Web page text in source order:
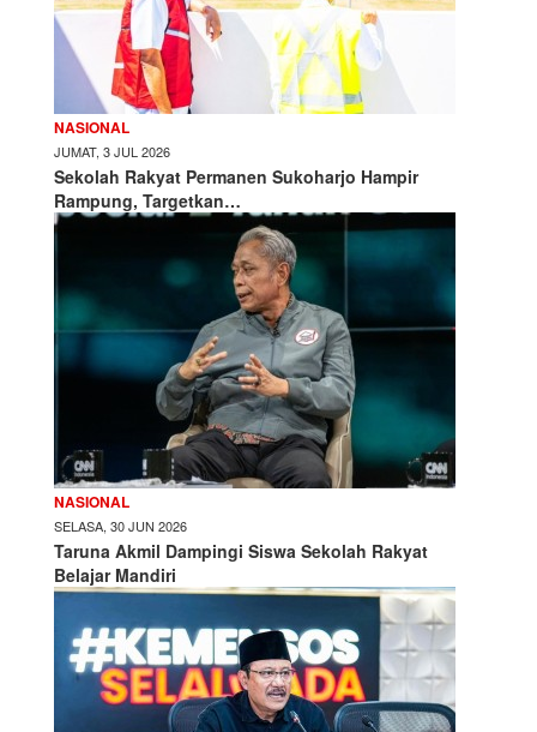
NASIONAL
JUMAT, 3 JUL 2026
Sekolah Rakyat Permanen Sukoharjo Hampir
Rampung, Targetkan…
NASIONAL
SELASA, 30 JUN 2026
Taruna Akmil Dampingi Siswa Sekolah Rakyat
Belajar Mandiri